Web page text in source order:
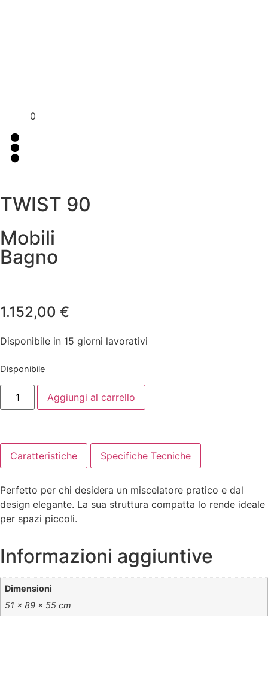
0
TWIST 90
Mobili
Bagno
1.152,00 €
Disponibile in 15 giorni lavorativi
Disponibile
Aggiungi al carrello
Caratteristiche Specifiche Tecniche
Perfetto per chi desidera un miscelatore pratico e dal
design elegante. La sua struttura compatta lo rende ideale
per spazi piccoli.
Informazioni aggiuntive
Dimensioni
51 × 89 × 55 cm